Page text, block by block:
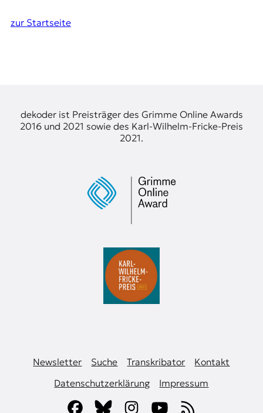
zur Startseite
dekoder ist Preisträger des Grimme Online Awards
2016 und 2021 sowie des Karl-Wilhelm-Fricke-Preis
2021.
Newsletter Suche Transkribator
Kontakt
Datenschutzerklärung
Impressum